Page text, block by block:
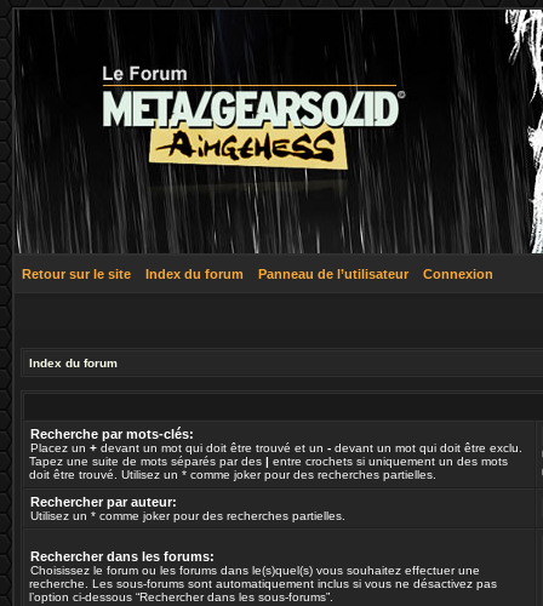
Retour sur le site Index du forum Panneau de l’utilisateur Connexion
Index du forum
Recherche par mots-clés:
Placez un + devant un mot qui doit être trouvé et un - devant un mot qui doit être exclu.
Tapez une suite de mots séparés par des | entre crochets si uniquement un des mots
doit être trouvé. Utilisez un * comme joker pour des recherches partielles.
Rechercher par auteur:
Utilisez un * comme joker pour des recherches partielles.
Rechercher dans les forums:
Choisissez le forum ou les forums dans le(s)quel(s) vous souhaitez effectuer une
recherche. Les sous-forums sont automatiquement inclus si vous ne désactivez pas
l’option ci-dessous “Rechercher dans les sous-forums”.